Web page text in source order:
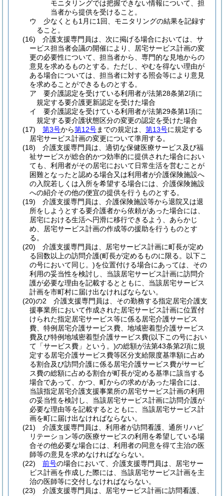
モニタリングでは把握できない情報について、担
当者から提供を受けること。
ウ
少なくとも1月に1回、モニタリングの結果を記録す
ること。
(16)
介護支援専門員は、次に掲げる場合においては、サ
ービス担当者会議の開催により、居宅サービス計画の変
更の必要性について、担当者から、専門的な見地からの
意見を求めるものとする。 ただし、やむを得ない理由が
ある場合については、担当者に対する照会等により意見
を求めることができるものとする。
ア
要介護認定を受けている利用者が法第28条第2項に
規定する要介護更新認定を受けた場合
イ
要介護認定を受けている利用者が法第29条第1項に
規定する要介護状態区分の変更の認定を受けた場合
(17)
第3号から第12号までの規定は、 第13号に規定する
居宅サービス計画の変更について準用する。
(18)
介護支援専門員は、適切な保健医療サービス及び福
祉サービスが総合的かつ効率的に提供された場合におい
ても、利用者がその居宅において日常生活を営むことが
困難となったと認める場合又は利用者が介護保険施設へ
の入院若しくは入所を希望する場合には、介護保険施設
への紹介その他の便宜の提供を行うものとする。
(19)
介護支援専門員は、介護保険施設等から退院又は退
所をしようとする要介護者から依頼があった場合には、
居宅における生活へ円滑に移行できるよう、あらかじ
め、居宅サービス計画の作成等の援助を行うものとす
る。
(20)
介護支援専門員は、居宅サービス計画に町長が定め
る回数以上の訪問介護(町長が定めるものに限る。以下こ
の号において同じ。)を位置付ける場合にあっては、その
利用の妥当性を検討し、当該居宅サービス計画に訪問介
護が必要な理由を記載するとともに、当該居宅サービス
計画を市町村に届け出なければならない。
(20)の2
介護支援専門員は、その勤務する指定居宅介護支
援事業所において作成された居宅サービス計画に位置付
けられた指定居宅サービス等に係る居宅介護サービス
費、特例居宅介護サービス費、地域密着型介護サービス
費及び特例地域密着型介護サービス費(以下この号におい
て「サービス費」という。)の総額が法第43条第2項に規
定する居宅介護サービス費等区分支給限度基準額に占め
る割合及び訪問介護に係る居宅介護サービス費がサービ
ス費の総額に占める割合が町長が定める基準に該当する
場合であって、かつ、町からの求めがあった場合には、
当該指定居宅介護支援事業所の居宅サービス計画の利用
の妥当性を検討し、当該居宅サービス計画に訪問介護が
必要な理由等を記載するとともに、当該居宅サービス計
画を町に届け出なければならない。
(21)
介護支援専門員は、利用者が訪問看護、通所リハビ
リテーション等の医療サービスの利用を希望している場
合その他必要な場合には、利用者の同意を得て主治の医
師等の意見を求めなければならない。
(22)
前号の場合において、介護支援専門員は、居宅サー
ビス計画を作成した際には、当該居宅サービス計画を主
治の医師等に交付しなければならない。
(23)
介護支援専門員は、居宅サービス計画に訪問看護、